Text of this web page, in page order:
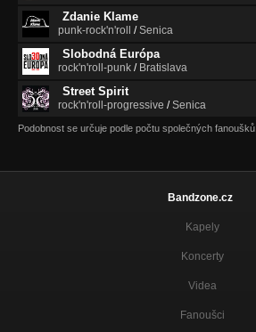
Zdanie Klame
punk-rock'n'roll /Senica
Slobodná Európa
rock'n'roll-punk / Bratislava
Street Spirit
rock'n'roll-progressive /Senica
Podobnost se určuje podle počtu společných fanoušků.
Bandzone.cz
Kapely
Koncerty
Videa
Fanoušci